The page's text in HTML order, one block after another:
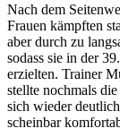
Nach dem
Frauen kämpften
aber durch zu
sodass sie in der
erzielten. Trainer
stellte nochmals
sich wieder
scheinbar